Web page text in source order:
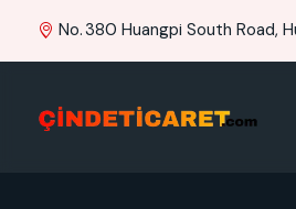
No. 380 Huangpi South Road,